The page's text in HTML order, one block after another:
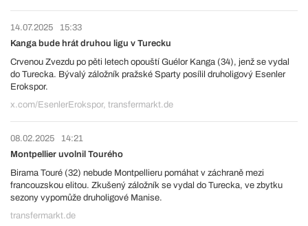
14.07.2025
15:33
Kanga bude hrát druhou ligu v Turecku
Crvenou Zvezdu po pěti letech opouští Guélor Kanga (34), jenž se vydal
do Turecka. Bývalý záložník pražské Sparty posílil druholigový Esenler
Erokspor.
x.com/EsenlerErokspor, transfermarkt.de
08.02.2025
14:21
Montpellier uvolnil Tourého
Birama Touré (32) nebude Montpellieru pomáhat v záchraně mezi
francouzskou elitou. Zkušený záložník se vydal do Turecka, ve zbytku
sezony vypomůže druholigové Manise.
transfermarkt.de